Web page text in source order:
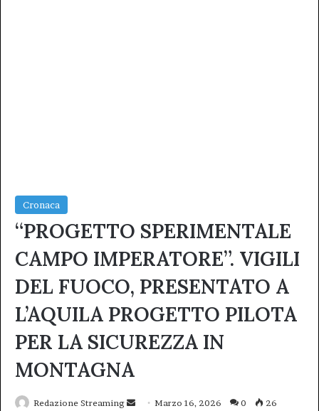
Cronaca
“PROGETTO SPERIMENTALE
CAMPO IMPERATORE”. VIGILI
DEL FUOCO, PRESENTATO A
L’AQUILA PROGETTO PILOTA
PER LA SICUREZZA IN
MONTAGNA
Redazione Streaming
InviaMarzo 16, 2026 0 26